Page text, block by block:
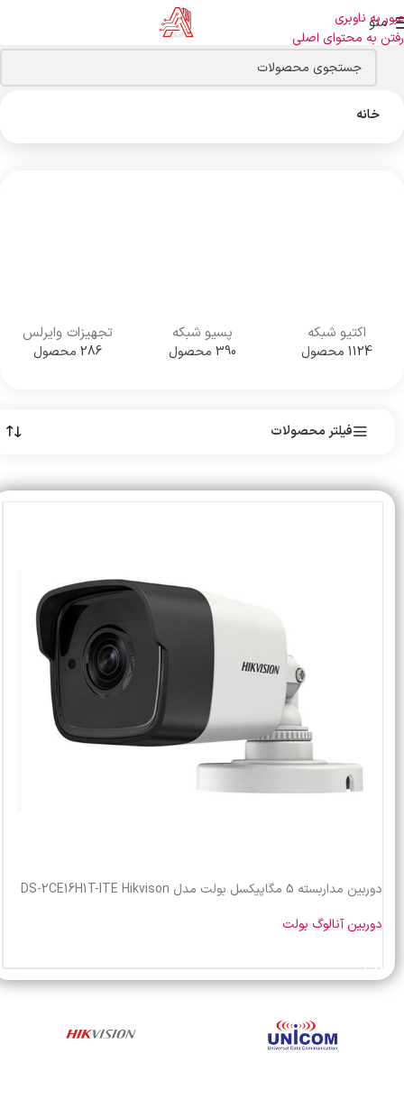
عبور به ناوبری
رفتن به محتوای اصلی
منو
خانه
اکتیو شبکه
1124 محصول
پسیو شبکه
390 محصول
تجهیزات وایرلس
286 محصول
فیلتر محصولات
دوربین مداربسته 5 مگاپیکسل بولت مدل DS-2CE16H1T-ITE Hikvison
دوربین آنالوگ بولت